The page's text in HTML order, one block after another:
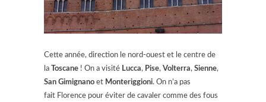
Cette année, direction le nord-ouest et le centre de
la Toscane ! On a visité Lucca, Pise, Volterra, Sienne,
San Gimignano et Monteriggioni. On n’a pas
fait Florence pour éviter de cavaler comme des fous